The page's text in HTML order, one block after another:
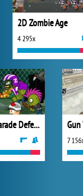
2D Zombie Age
4 295x
Zombie Parade Defense 3 Gun
7